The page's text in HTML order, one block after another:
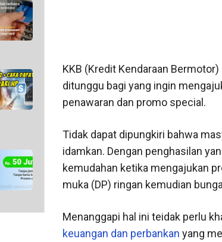
KKB (Kredit Kendaraan
ditunggu bagi yang ingin
penawaran dan promo special.
Tidak dapat dipungkiri bahwa
idamkan. Dengan penghasilan
kemudahan ketika mengajukan
muka (DP) ringan kemudian
Menanggapi hal ini teidak perlu
keuangan dan perbankan yang